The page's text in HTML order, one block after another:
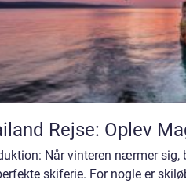
Rejse: Oplev
Når vinteren nærmer sig,
skiferie. For nogle er